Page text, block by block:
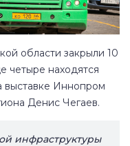
области закрыли 10
четыре находятся
выставке Иннопром
Денис Чегаев.
инфраструктуры